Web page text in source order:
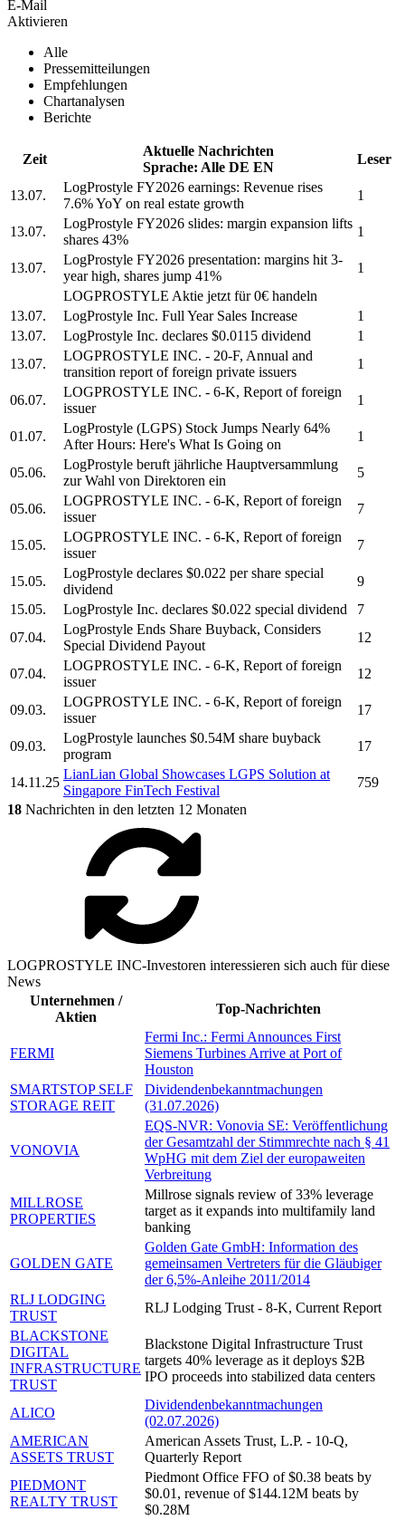
E-Mail
Aktivieren
Alle
Pressemitteilungen
Empfehlungen
Chartanalysen
Berichte
Zeit
Aktuelle Nachrichten
Sprache: Alle DE EN
Leser
13.07.
LogProstyle FY2026 earnings: Revenue rises
7.6% YoY on real estate growth
1
13.07.
LogProstyle FY2026 slides: margin expansion lifts
shares 43%
1
13.07.
LogProstyle FY2026 presentation: margins hit 3-
year high, shares jump 41%
1
LOGPROSTYLE Aktie jetzt für 0€ handeln
13.07.
LogProstyle Inc. Full Year Sales Increase
1
13.07.
LogProstyle Inc. declares $0.0115 dividend
1
13.07.
LOGPROSTYLE INC. - 20-F, Annual and
transition report of foreign private issuers
1
06.07.
LOGPROSTYLE INC. - 6-K, Report of foreign
issuer
1
01.07.
LogProstyle (LGPS) Stock Jumps Nearly 64%
After Hours: Here's What Is Going on
1
05.06.
LogProstyle beruft jährliche Hauptversammlung
zur Wahl von Direktoren ein
5
05.06.
LOGPROSTYLE INC. - 6-K, Report of foreign
issuer
7
15.05.
LOGPROSTYLE INC. - 6-K, Report of foreign
issuer
7
15.05.
LogProstyle declares $0.022 per share special
dividend
9
15.05.
LogProstyle Inc. declares $0.022 special dividend
7
07.04.
LogProstyle Ends Share Buyback, Considers
Special Dividend Payout
12
07.04.
LOGPROSTYLE INC. - 6-K, Report of foreign
issuer
12
09.03.
LOGPROSTYLE INC. - 6-K, Report of foreign
issuer
17
09.03.
LogProstyle launches $0.54M share buyback
program
17
14.11.25
LianLian Global Showcases LGPS Solution at
Singapore FinTech Festival
759
18 Nachrichten in den letzten 12 Monaten
LOGPROSTYLE INC-Investoren interessieren sich auch für diese
News
Unternehmen /
Aktien
Top-Nachrichten
FERMI
Fermi Inc.: Fermi Announces First
Siemens Turbines Arrive at Port of
Houston
SMARTSTOP SELF
STORAGE REIT
Dividendenbekanntmachungen
(31.07.2026)
VONOVIA
EQS-NVR: Vonovia SE: Veröffentlichung
der Gesamtzahl der Stimmrechte nach § 41
WpHG mit dem Ziel der europaweiten
Verbreitung
MILLROSE
PROPERTIES
Millrose signals review of 33% leverage
target as it expands into multifamily land
banking
GOLDEN GATE
Golden Gate GmbH: Information des
gemeinsamen Vertreters für die Gläubiger
der 6,5%-Anleihe 2011/2014
RLJ LODGING
TRUST
RLJ Lodging Trust - 8-K, Current Report
BLACKSTONE
DIGITAL
INFRASTRUCTURE
TRUST
Blackstone Digital Infrastructure Trust
targets 40% leverage as it deploys $2B
IPO proceeds into stabilized data centers
ALICO
Dividendenbekanntmachungen
(02.07.2026)
AMERICAN
ASSETS TRUST
American Assets Trust, L.P. - 10-Q,
Quarterly Report
PIEDMONT
REALTY TRUST
Piedmont Office FFO of $0.38 beats by
$0.01, revenue of $144.12M beats by
$0.28M